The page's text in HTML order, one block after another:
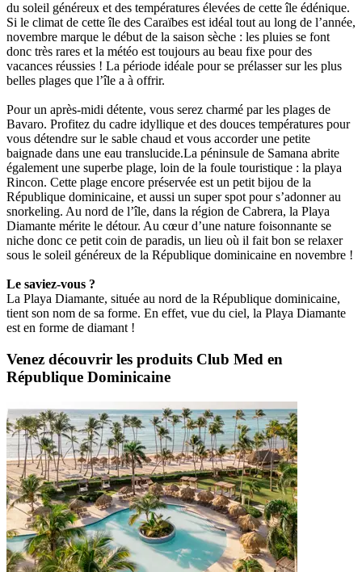
du soleil généreux et des températures élevées de cette île édénique.
Si le climat de cette île des Caraïbes est idéal tout au long de l’année,
novembre marque le début de la saison sèche : les pluies se font
donc très rares et la météo est toujours au beau fixe pour des
vacances réussies ! La période idéale pour se prélasser sur les plus
belles plages que l’île a à offrir.
Pour un après-midi détente, vous serez charmé par les plages de
Bavaro. Profitez du cadre idyllique et des douces températures pour
vous détendre sur le sable chaud et vous accorder une petite
baignade dans une eau translucide.La péninsule de Samana abrite
également une superbe plage, loin de la foule touristique : la playa
Rincon. Cette plage encore préservée est un petit bijou de la
République dominicaine, et aussi un super spot pour s’adonner au
snorkeling. Au nord de l’île, dans la région de Cabrera, la Playa
Diamante mérite le détour. Au cœur d’une nature foisonnante se
niche donc ce petit coin de paradis, un lieu où il fait bon se relaxer
sous le soleil généreux de la République dominicaine en novembre !
Le saviez-vous ?
La Playa Diamante, située au nord de la République dominicaine,
tient son nom de sa forme. En effet, vue du ciel, la Playa Diamante
est en forme de diamant !
Venez découvrir les produits Club Med en
République Dominicaine